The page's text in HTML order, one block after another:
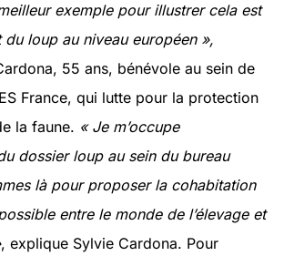
exemple pour illustrer cela est
du loup au niveau européen »,
55 ans, bénévole au sein de
France, qui lutte pour la protection
la faune. « Je m’occupe
dossier loup au sein du bureau
là pour proposer la cohabitation
entre le monde de l’élevage et
, explique Sylvie Cardona. Pour